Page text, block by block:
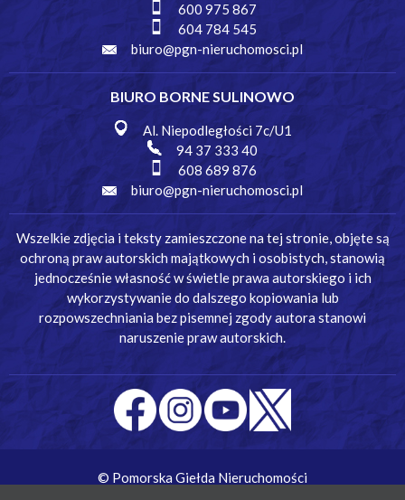
600 975 867
604 784 545
biuro@pgn-nieruchomosci.pl
BIURO BORNE SULINOWO
Al. Niepodległości 7c/U1
94 37 333 40
608 689 876
biuro@pgn-nieruchomosci.pl
Wszelkie zdjęcia i teksty zamieszczone na tej stronie, objęte są
ochroną praw autorskich majątkowych i osobistych, stanowią
jednocześnie własność w świetle prawa autorskiego i ich
wykorzystywanie do dalszego kopiowania lub
rozpowszechniania bez pisemnej zgody autora stanowi
naruszenie praw autorskich.
© Pomorska Giełda Nieruchomości